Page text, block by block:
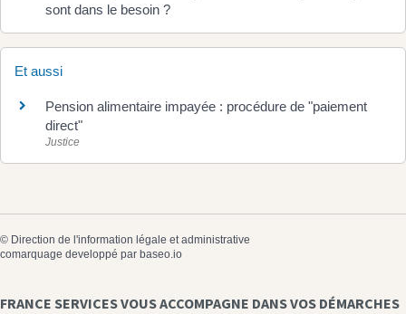
sont dans le besoin ?
Et aussi
Pension alimentaire impayée : procédure de "paiement
direct"
Justice
© Direction de l'information légale et administrative
comarquage developpé par baseo.io
FRANCE SERVICES VOUS ACCOMPAGNE DANS VOS DÉMARCHES